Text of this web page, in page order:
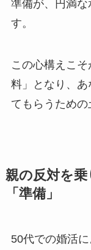
準備が、円満な
す。
この心構えこ
料」となり、
てもらうための
親の反対を
「準備」
50代での婚活